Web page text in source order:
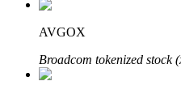
Bitrue-partners
AVGOX
Broadcom tokenized stock